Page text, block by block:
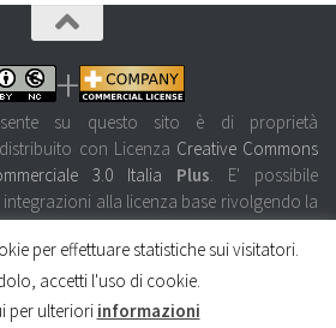
+
su questo sito è di proprietà
con Licenza Creative Commons
3.0 Italia
Plus . E' possibile
alla licenza base rivolgendo la
ISAA tramiteuna semplice e-mail.
- Progettato con il Go Hueman Pro
per effettuare statistiche sui visitatori.
accetti l'uso di cookie.
per ulteriori informazioni